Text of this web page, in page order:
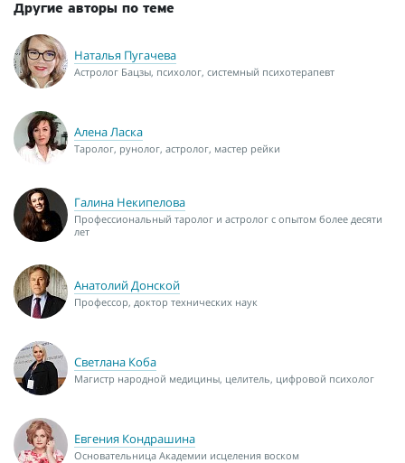
Другие авторы по теме
Наталья Пугачева
Астролог Бацзы, психолог, системный психотерапевт
Алена Ласка
Таролог, рунолог, астролог, мастер рейки
Галина Некипелова
Профессиональный таролог и астролог с опытом более десяти
лет
Анатолий Донской
Профессор, доктор технических наук
Светлана Коба
Магистр народной медицины, целитель, цифровой психолог
Евгения Кондрашина
Основательница Академии исцеления воском